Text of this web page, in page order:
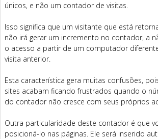
únicos, e não um contador de visitas.
Isso significa que um visitante que está
não irá gerar um incremento no contador, a
o acesso a partir de um computador
visita anterior.
Esta característica gera muitas confusões,
sites acabam ficando frustrados quando o
do contador não cresce com seus próprios
Outra particularidade deste contador é que
posicioná-lo nas páginas. Ele será inserido